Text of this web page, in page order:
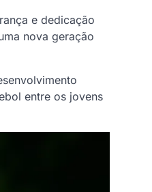
e dedicação
nova geração
entre os jovens